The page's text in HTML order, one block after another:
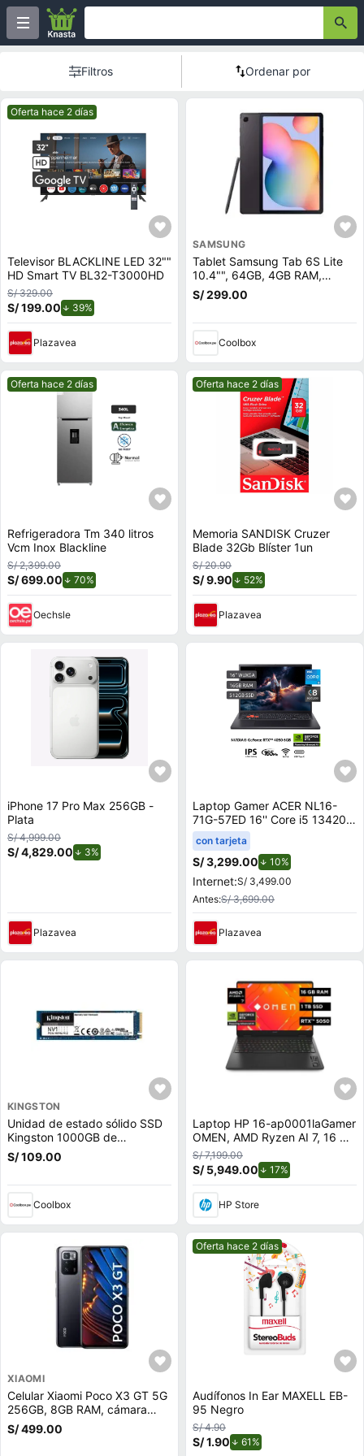
Filtros Ordenar por
Mejor precio.
Oferta hace 2 días
Televisor BLACKLINE LED 32""
HD Smart TV BL32-T3000HD
S/ 329.00
S/ 199.00 39%
Plazavea
SAMSUNG
Tablet Samsung Tab 6S Lite
10.4"", 64GB, 4GB RAM,
cámara principal 8MP y frontal
5MP, Octa-Core, 7040 mAh,
S/ 299.00
Coolbox
Mejor precio.
Oferta hace 2 días
Refrigeradora Tm 340 litros
Vcm Inox Blackline
S/ 2,399.00
S/ 699.00 70%
Oechsle
Mejor precio.
Oferta hace 2 días
Memoria SANDISK Cruzer
Blade 32Gb Blíster 1un
S/ 20.90
S/ 9.90 52%
Plazavea
iPhone 17 Pro Max 256GB -
Plata
S/ 4,999.00
S/ 4,829.00 3%
Plazavea
Laptop Gamer ACER NL16-
71G-57ED 16'' Core i5 13420H
16GB 512GB SSD RTX 4050
6GB
con tarjeta
S/ 3,299.00 10%
Internet:S/ 3,499.00
Antes:S/ 3,699.00
Plazavea
KINGSTON
Unidad de estado sólido SSD
Kingston 1000GB de
capacidad, M.2, NVMe, PCIe
3.0
S/ 109.00
Coolbox
Laptop HP 16-ap0001laGamer
OMEN, AMD Ryzen AI 7, 16 GB
RAM, NVIDIA GeForce RTX
5050, 1 TB SSD, 16"" 2K 144
Hz, Windows 11 Home
S/ 7,199.00
S/ 5,949.00 17%
HP Store
XIAOMI
Celular Xiaomi Poco X3 GT 5G
256GB, 8GB RAM, cámara
trasera 64MP y frontal 16MP,
6.6"", negro
S/ 499.00
Mejor precio.
Oferta hace 2 días
Audífonos In Ear MAXELL EB-
95 Negro
S/ 4.90
S/ 1.90 61%